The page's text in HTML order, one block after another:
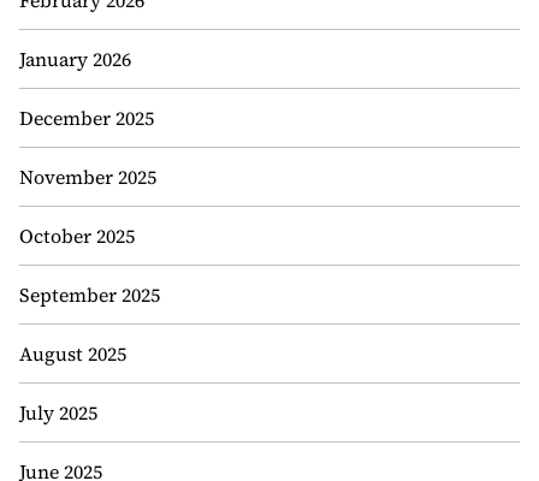
January 2026
December 2025
November 2025
October 2025
September 2025
August 2025
July 2025
June 2025